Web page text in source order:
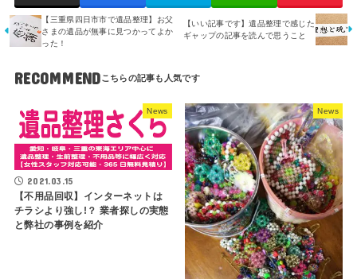
【三重県四日市市で遺品整理】お父
さまの遺品が無事に見つかってよか
った！
【いい記事です】遺品整理で感じた
ギャップの記事を読んで思うこと
RECOMMEND
News
2021.03.15
【不用品回収】インターネットは
チラシより強し!？ 業者探しの実態
と弊社の事例を紹介
News